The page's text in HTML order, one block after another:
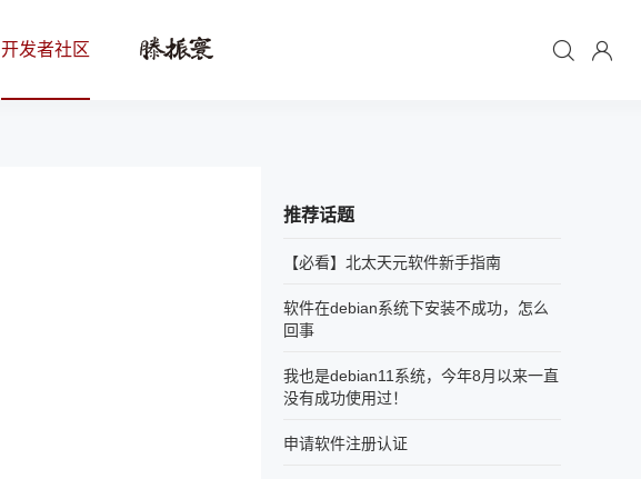
开发者社区
推荐话题
【必看】北太天元软件新手指南
软件在debian系统下安装不成功，怎么
回事
我也是debian11系统，今年8月以来一直
没有成功使用过！
申请软件注册认证